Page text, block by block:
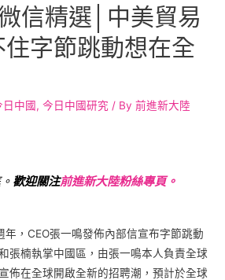
信精選│中美貿易
字節跳動想在全
日中國, 今日中國研究 / By 前進新大陸
歡迎關注前進新大陸粉絲專頁。
，CEO張一鳴發佈內部信宣布字節跳動
張楠執掌中國區，由張一鳴本人負責全球
佈在全球開啟全新的招聘潮，預計於全球